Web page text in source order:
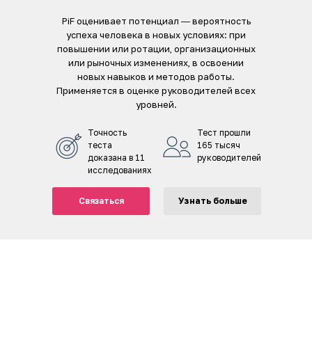
Связаться Узнать больше
PiF оценивает потенциал ― вероятность
успеха человека в новых условиях: при
повышении или ротации, организационных
или рыночных изменениях, в освоении
новых навыков и методов работы.
Применяется в оценке руководителей всех
уровней.
Точность
теста
доказана в 11
исследованиях
Тест прошли
165 тысяч
руководителей